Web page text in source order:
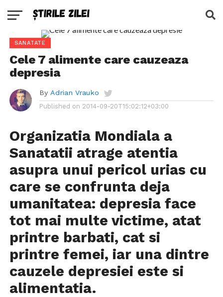
SANATATE
Cele 7 alimente care cauzeaza
depresia
By Adrian Vrauko
Published on 2014-09-20T15:02:12+03:00
Organizatia Mondiala a
Sanatatii atrage atentia
asupra unui pericol urias cu
care se confrunta deja
umanitatea: depresia face
tot mai multe victime, atat
printre barbati, cat si
printre femei, iar una dintre
cauzele depresiei este si
alimentatia.